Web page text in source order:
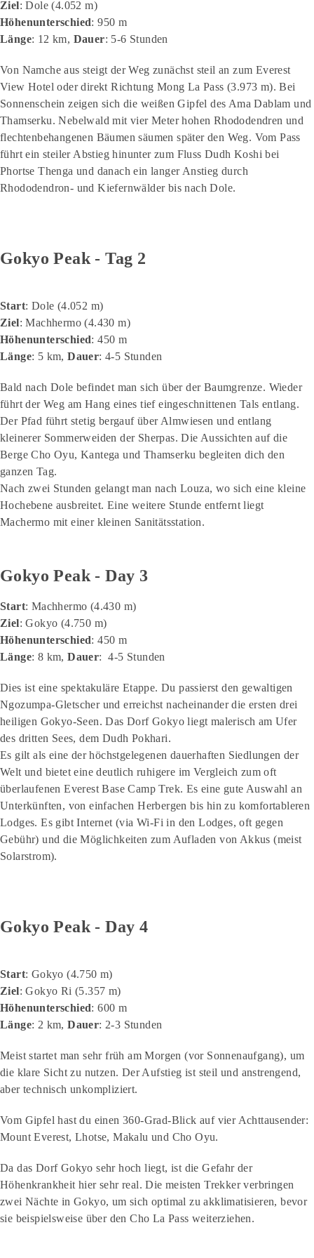
Ziel: Dole (4.052 m)
Höhenunterschied: 950 m
Länge: 12 km, Dauer: 5-6 Stunden
Von Namche aus steigt der Weg zunächst steil an zum Everest
View Hotel oder direkt Richtung Mong La Pass (3.973 m). Bei
Sonnenschein zeigen sich die weißen Gipfel des Ama Dablam und
Thamserku. Nebelwald mit vier Meter hohen Rhododendren und
flechtenbehangenen Bäumen säumen später den Weg. Vom Pass
führt ein steiler Abstieg hinunter zum Fluss Dudh Koshi bei
Phortse Thenga und danach ein langer Anstieg durch
Rhododendron- und Kiefernwälder bis nach Dole.
Gokyo Peak - Tag 2
Start: Dole (4.052 m)
Ziel: Machhermo (4.430 m)
Höhenunterschied: 450 m
Länge: 5 km,Dauer: 4-5 Stunden
Bald nach Dole befindet man sich über der Baumgrenze. Wieder
führt der Weg am Hang eines tief eingeschnittenen Tals entlang.
Der Pfad führt stetig bergauf über Almwiesen und entlang
kleinerer Sommerweiden der Sherpas. Die Aussichten auf die
Berge Cho Oyu, Kantega und Thamserku begleiten dich den
ganzen Tag.
Nach zwei Stunden gelangt man nach Louza, wo sich eine kleine
Hochebene ausbreitet. Eine weitere Stunde entfernt liegt
Machermo mit einer kleinen Sanitätsstation.
Gokyo Peak - Day 3
Start: Machhermo (4.430 m)
Ziel: Gokyo (4.750 m)
Höhenunterschied: 450 m
Länge: 8 km,Dauer: 4-5 Stunden
Dies ist eine spektakuläre Etappe. Du passierst den gewaltigen
Ngozumpa-Gletscher und erreichst nacheinander die ersten drei
heiligen Gokyo-Seen. Das Dorf Gokyo liegt malerisch am Ufer
des dritten Sees, dem Dudh Pokhari.
Es gilt als eine der höchstgelegenen dauerhaften Siedlungen der
Welt und bietet eine deutlich ruhigere im Vergleich zum oft
überlaufenen Everest Base Camp Trek. Es eine gute Auswahl an
Unterkünften, von einfachen Herbergen bis hin zu komfortableren
Lodges. Es gibt Internet (via Wi-Fi in den Lodges, oft gegen
Gebühr) und die Möglichkeiten zum Aufladen von Akkus (meist
Solarstrom).
Gokyo Peak - Day 4
Start: Gokyo (4.750 m)
Ziel: Gokyo Ri (5.357 m)
Höhenunterschied: 600 m
Länge: 2 km,Dauer: 2-3 Stunden
Meist startet man sehr früh am Morgen (vor Sonnenaufgang), um
die klare Sicht zu nutzen. Der Aufstieg ist steil und anstrengend,
aber technisch unkompliziert.
Vom Gipfel hast du einen 360-Grad-Blick auf vier Achttausender:
Mount Everest, Lhotse, Makalu und Cho Oyu.
Da das Dorf Gokyo sehr hoch liegt, ist die Gefahr der
Höhenkrankheit hier sehr real. Die meisten Trekker verbringen
zwei Nächte in Gokyo, um sich optimal zu akklimatisieren, bevor
sie beispielsweise über den Cho La Pass weiterziehen.